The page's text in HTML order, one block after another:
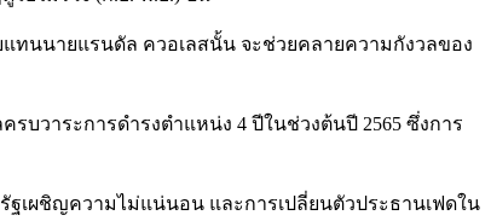
ทนนายแรนดัล ควอเลสนั้น จะช่วยคลายความกังวลของ
บวาระการดำรงตำแหน่ง 4 ปีในช่วงต้นปี 2565 ซึ่งการ
ฐเผชิญความไม่แน่นอน และการเปลี่ยนตัวประธานเฟดใน